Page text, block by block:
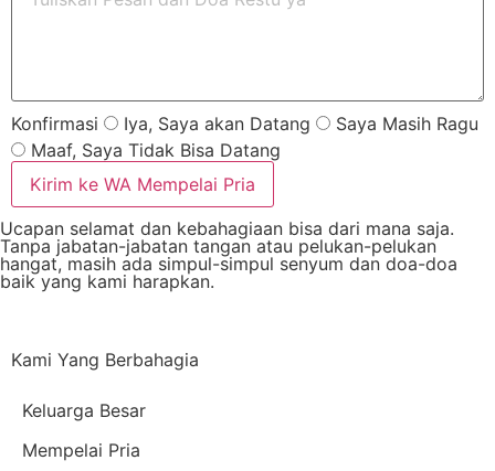
Konfirmasi Iya, Saya akan Datang
Saya Masih Ragu
Maaf, Saya Tidak Bisa Datang
Kirim ke WA Mempelai Pria
Ucapan selamat dan kebahagiaan bisa dari mana saja.
Tanpa jabatan-jabatan tangan atau pelukan-pelukan
hangat, masih ada simpul-simpul senyum dan doa-doa
baik yang kami harapkan.
Kami Yang Berbahagia
Keluarga Besar
Mempelai Pria